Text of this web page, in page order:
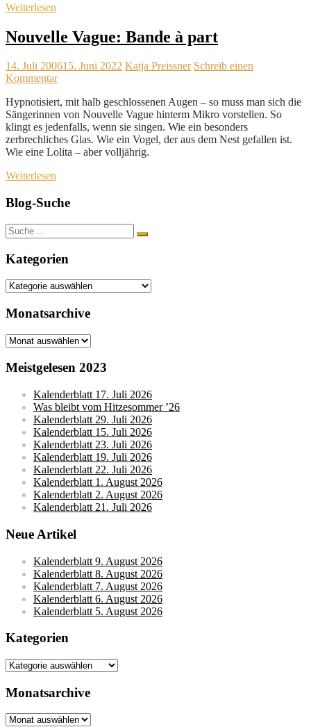
Weiterlesen
Nouvelle Vague: Bande à part
14. Juli 200615. Juni 2022 Katja Preissner Schreib einen
Kommentar
Hypnotisiert, mit halb geschlossenen Augen – so muss man sich die
Sängerinnen von Nouvelle Vague hinterm Mikro vorstellen. So
klingt es jedenfalls, wenn sie singen. Wie ein besonders
zerbrechliches Glas. Wie ein Vogel, der aus dem Nest gefallen ist.
Wie eine Lolita – aber volljährig.
Weiterlesen
Blog-Suche
Suche
nach:
Kategorien
Kategorien
Monatsarchive
Monatsarchive
Meistgelesen 2023
Kalenderblatt 17. Juli 2026
Was bleibt vom Hitzesommer ’26
Kalenderblatt 29. Juli 2026
Kalenderblatt 15. Juli 2026
Kalenderblatt 23. Juli 2026
Kalenderblatt 19. Juli 2026
Kalenderblatt 22. Juli 2026
Kalenderblatt 1. August 2026
Kalenderblatt 2. August 2026
Kalenderblatt 21. Juli 2026
Neue Artikel
Kalenderblatt 9. August 2026
Kalenderblatt 8. August 2026
Kalenderblatt 7. August 2026
Kalenderblatt 6. August 2026
Kalenderblatt 5. August 2026
Kategorien
Kategorien
Monatsarchive
Monatsarchive